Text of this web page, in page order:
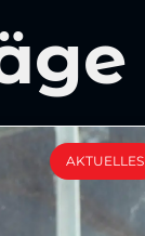
AKTUELLES